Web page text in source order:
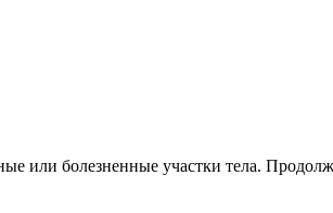
или болезненные участки тела.